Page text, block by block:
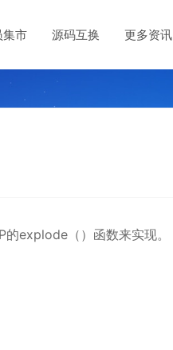
集市 源码互换 更多资讯
explode（）函数来实现。